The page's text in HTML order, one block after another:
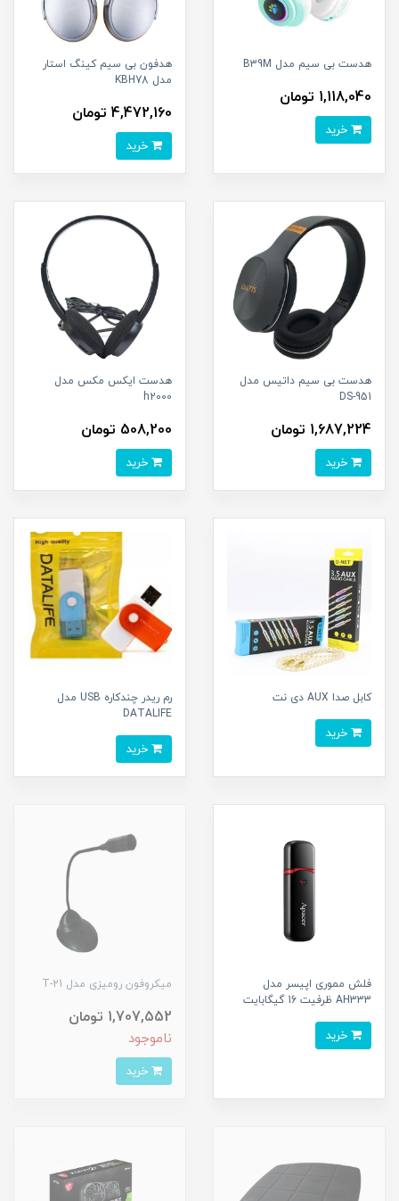
هدست بی سیم مدل B39M
1,118,040 تومان
هدفون بی سیم کینگ استار
مدل KBH78
4,472,160 تومان
هدست بی سیم داتیس مدل
DS-951
1,687,224 تومان
هدست ایکس مکس مدل
h2000
508,200 تومان
کابل صدا AUX دی نت
رم ریدر چندکاره USB مدل
DATALIFE
فلش مموری اپیسر مدل
AH333 ظرفیت 16 گیگابایت
میکروفون رومیزی مدل T-21
1,707,552 تومان
ناموجود